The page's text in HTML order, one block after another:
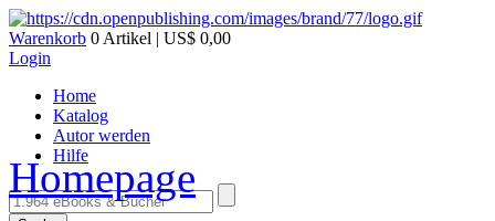
Warenkorb 0 Artikel | US$ 0,00
Login
Home
Katalog
Autor werden
Hilfe
Homepage